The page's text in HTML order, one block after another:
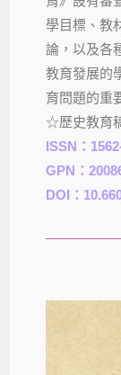
學目標、教
論，以及各
教育發展的
育問題的重
☆歷史教育
ISSN：
GPN：
DOI：